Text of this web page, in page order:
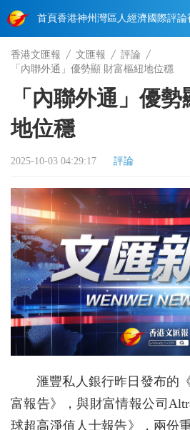
首頁香港神州 灣區人經濟國際評論
香港文匯報 文匯報
評論
「內聯外通」優勢顯 財富樞紐地位穩
「內聯外通」優
地位穩
2025-10-03 04:29:17 評論
滙豐私人銀行昨日發布的
富報告》，與財富情報公司
球超高淨值人士報告》，兩份